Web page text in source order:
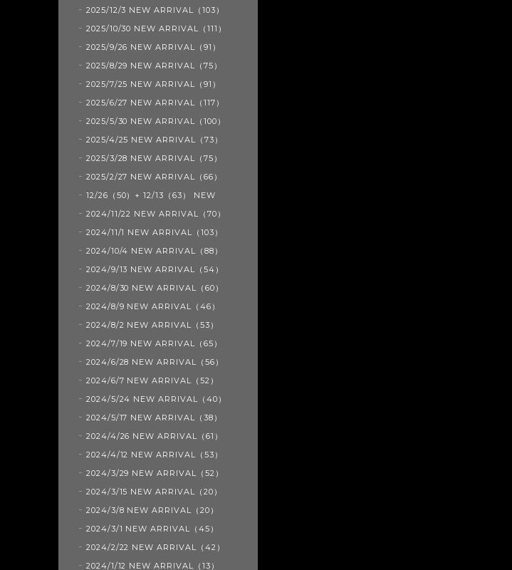
2025/12/3 NEW ARRIVAL（103）
2025/10/30 NEW ARRIVAL（111）
2025/9/26 NEW ARRIVAL（91）
2025/8/29 NEW ARRIVAL（75）
2025/7/25 NEW ARRIVAL（91）
2025/6/27 NEW ARRIVAL（117）
2025/5/30 NEW ARRIVAL（100）
2025/4/25 NEW ARRIVAL（73）
2025/3/28 NEW ARRIVAL（75）
2025/2/27 NEW ARRIVAL（66）
12/26（50）+ 12/13（63） NEW
2024/11/22 NEW ARRIVAL（70）
2024/11/1 NEW ARRIVAL（103）
2024/10/4 NEW ARRIVAL（88）
2024/9/13 NEW ARRIVAL（54）
2024/8/30 NEW ARRIVAL（60）
2024/8/9 NEW ARRIVAL（46）
2024/8/2 NEW ARRIVAL（53）
2024/7/19 NEW ARRIVAL（65）
2024/6/28 NEW ARRIVAL（56）
2024/6/7 NEW ARRIVAL（52）
2024/5/24 NEW ARRIVAL（40）
2024/5/17 NEW ARRIVAL（38）
2024/4/26 NEW ARRIVAL（61）
2024/4/12 NEW ARRIVAL（53）
2024/3/29 NEW ARRIVAL（52）
2024/3/15 NEW ARRIVAL（20）
2024/3/8 NEW ARRIVAL（20）
2024/3/1 NEW ARRIVAL（45）
2024/2/22 NEW ARRIVAL（42）
2024/1/12 NEW ARRIVAL（13）